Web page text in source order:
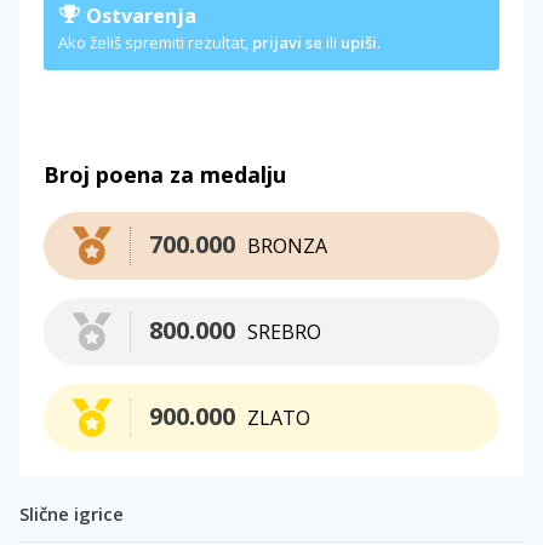
Ostvarenja
Ako želiš spremiti rezultat, prijavi se ili upiši.
Broj poena za medalju
BRONZA
700.000
SREBRO
800.000
ZLATO
900.000
Slične igrice